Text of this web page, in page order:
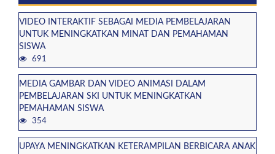
VIDEO INTERAKTIF SEBAGAI MEDIA PEMBELAJARAN
UNTUK MENINGKATKAN MINAT DAN PEMAHAMAN
SISWA
691
MEDIA GAMBAR DAN VIDEO ANIMASI DALAM
PEMBELAJARAN SKI UNTUK MENINGKATKAN
PEMAHAMAN SISWA
354
UPAYA MENINGKATKAN KETERAMPILAN BERBICARA ANAK